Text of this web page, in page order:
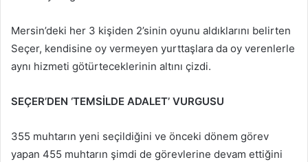
Mersin’deki her 3 kişiden 2’sinin oyunu aldıklarını belirten
Seçer, kendisine oy vermeyen yurttaşlara da oy verenlerle
aynı hizmeti götürteceklerinin altını çizdi.
SEÇER’DEN ‘TEMSİLDE ADALET’ VURGUSU
355 muhtarın yeni seçildiğini ve önceki dönem görev
yapan 455 muhtarın şimdi de görevlerine devam ettiğini